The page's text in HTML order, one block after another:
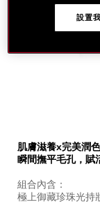
節
目
編
號。
SB000002579
肌膚滋養x完美潤
瞬間撫平毛孔，賦
組合內含：
極上御藏珍珠光持
設置